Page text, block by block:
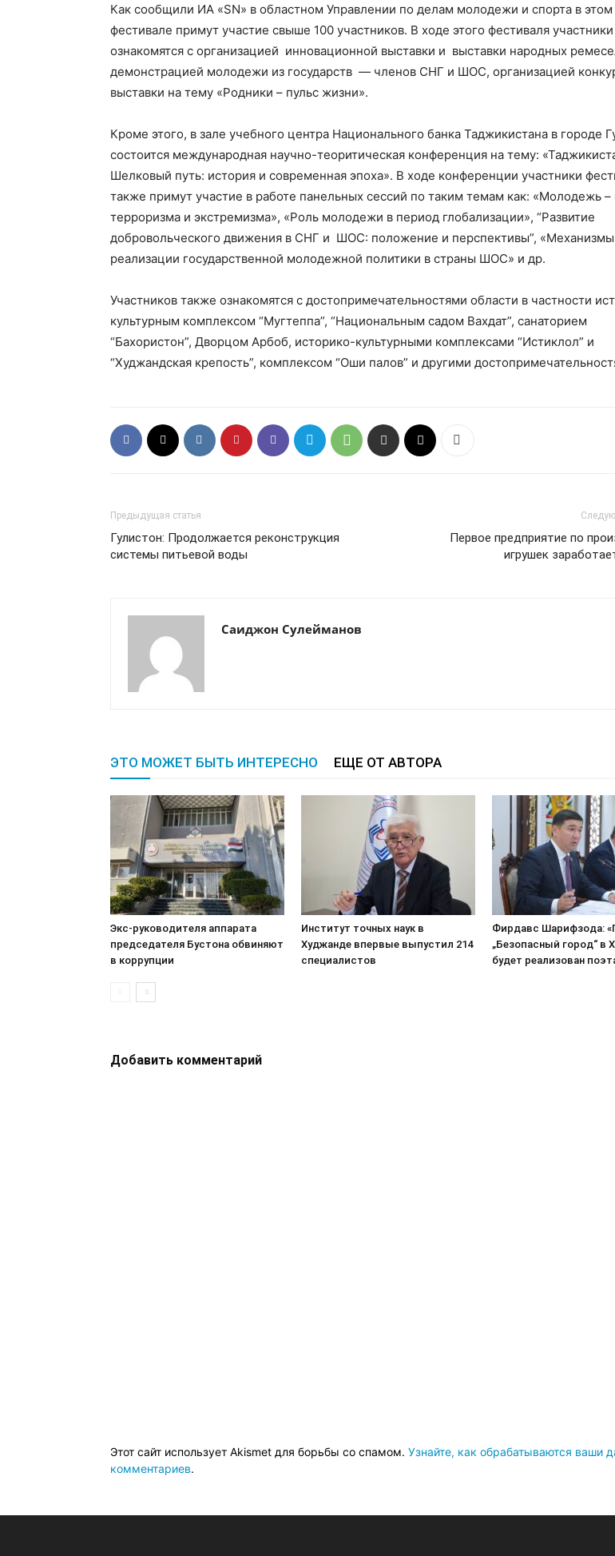
Как сообщили ИА «SN» в областном Управлении по делам молодежи и спорта в этом
фестивале примут участие свыше 100 участников. В ходе этого фестиваля участники
ознакомятся с организацией инновационной выставки и выставки народных
демонстрацией молодежи из государств — членов СНГ и ШОС, организацией
выставки на тему «Родники – пульс жизни».
Кроме этого, в зале учебного центра Национального банка Таджикистана в городе
состоится международная научно-теоритическая конференция на тему:
Шелковый путь: история и современная эпоха». В ходе конференции участники
также примут участие в работе панельных сессий по таким темам как: «Молодежь –
терроризма и экстремизма», «Роль молодежи в период глобализации», “Развитие
добровольческого движения в СНГ и ШОС: положение и перспективы”, «Механизмы
реализации государственной молодежной политики в страны ШОС» и др.
Участников также ознакомятся с достопримечательностями области в частности
культурным комплексом “Мугтеппа”, “Национальным садом Вахдат”, санаторием
“Бахористон”, Дворцом Арбоб, историко-культурными комплексами “Истиклол” и
“Худжандская крепость”, комплексом “Оши палов” и другими
Предыдущая статья
Гулистон: Продолжается реконструкция
системы питьевой воды
Первое предприятие по
игрушек
Саиджон Сулейманов
ЭТО МОЖЕТ БЫТЬ ИНТЕРЕСНО ЕЩЕ ОТ АВТОРА
Экс-руководителя аппарата
председателя Бустона обвиняют
в коррупции
Институт точных наук в
Худжанде впервые выпустил 214
специалистов
Фирдавс Шарифзода:
„Безопасный город“ в
будет реализован
Добавить комментарий
Этот сайт использует Akismet для борьбы со спамом. Узнайте, как обрабатываются ваши
комментариев.